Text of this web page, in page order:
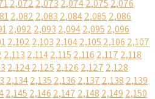
2,072 2,073 2,0742,075 2,076
2,082 2,083 2,0842,085 2,086
2,092 2,093 2,0942,095 2,096
2,102 2,103 2,1042,105 2,106 2,107
2,113 2,1142,115 2,116 2,117 2,118
2,1242,125 2,126 2,127 2,128
2,1342,135 2,136 2,137 2,138 2,139
2,145 2,146 2,147 2,148 2,149 2,150